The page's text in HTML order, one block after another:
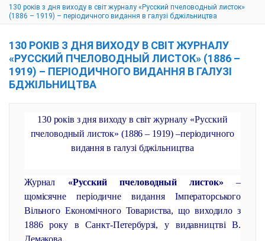
130 років з дня виходу в світ журналу «Русский пчеловодный листок»
(1886 – 1919) – періодичного видання в галузі бджільництва
130 РОКІВ З ДНЯ ВИХОДУ В СВІТ ЖУРНАЛУ
«РУССКИЙ ПЧЕЛОВОДНЫЙ ЛИСТОК» (1886 –
1919) – ПЕРІОДИЧНОГО ВИДАННЯ В ГАЛУЗІ
БДЖІЛЬНИЦТВА
130 років з дня виходу в світ журналу «Русский
пчеловодный листок» (1886 – 1919) –періодичного
видання в галузі бджільництва
Журнал «Русский пчеловодный листок» –
щомісячне періодичне видання Імператорського
Вільного Економічного Товариства, що виходило з
1886 року в Санкт-Петербурзі, у видавництві В.
Демакова.